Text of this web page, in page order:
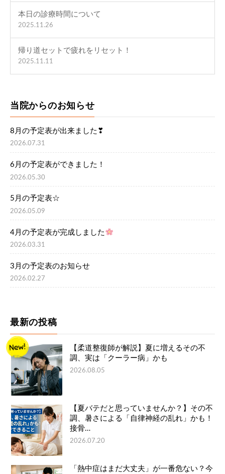
本日の診療時間について
2025.11.26
帰り道セットで疲れをリセット！
2025.11.11
当院からのお知らせ
8月の予定表が出来ました❣
2026.07.31
6月の予定表ができました！
2026.05.30
5月の予定表☆
2026.05.09
4月の予定表が完成しました
2026.03.31
3月の予定表のお知らせ
2026.02.27
最新の投稿
【柔道整復師が解説】夏に増えるその不
調、実は「クーラー病」かも
2026.08.05
【夏バテだと思っていませんか？】その不
調、暑さによる「自律神経の乱れ」かも！
接骨…
2026.07.20
「熱中症はまだ大丈夫」が一番危ない？今